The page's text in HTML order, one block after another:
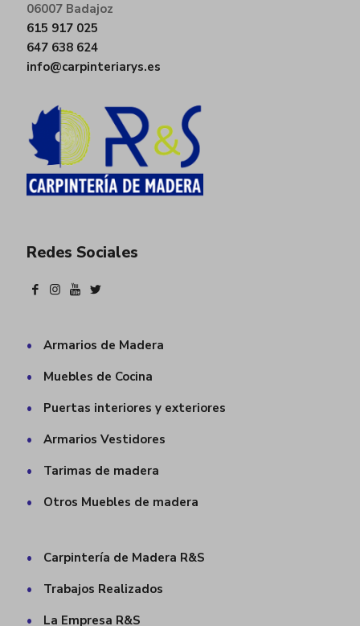
06007 Badajoz
615 917 025
647 638 624
info@carpinteriarys.es
Redes Sociales
•
Armarios de Madera
•
Muebles de Cocina
•
Puertas interiores y exteriores
•
Armarios Vestidores
•
Tarimas de madera
•
Otros Muebles de madera
•
Carpintería de Madera R&S
•
Trabajos Realizados
•
La Empresa R&S